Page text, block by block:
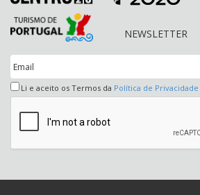
NEWSLETTER
Li e aceito os Termos da Política de Privacidade